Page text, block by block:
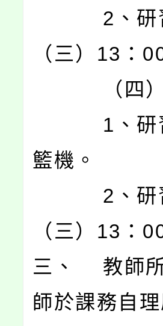
2、研習
（三）13：
（四）
1、研習
籃機。
2、研習
（三）13：
三、 教師所
師於課務自